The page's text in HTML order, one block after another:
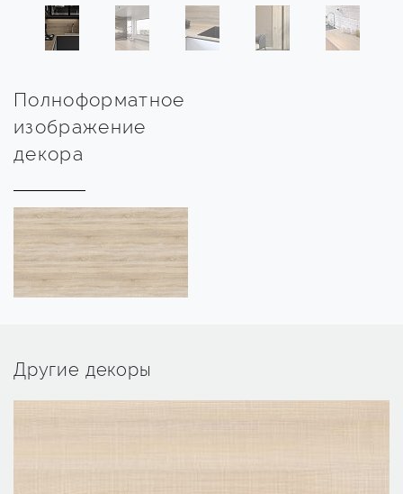
Полноформатное
изображение
декора
Другие декоры